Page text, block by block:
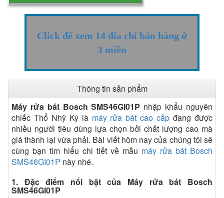
Click để xem 14 đỉa chỉ bán hàng ở
3 miền
Thông tin sản phẩm
Máy rửa bát Bosch SMS46GI01P nhập khẩu nguyên
chiếc Thổ Nhỹ Kỳ là máy rửa bát cao cấp đang được
nhiều người tiêu dùng lựa chọn bởi chất lượng cao mà
giá thành lại vừa phải. Bài viết hôm nay của chúng tôi sẽ
cùng bạn tìm hiểu chi tiết về mẫu máy rửa bát Bosch
SMS46GI01P này nhé.
1. Đặc điểm nổi bật của Máy rửa bát Bosch
SMS46GI01P